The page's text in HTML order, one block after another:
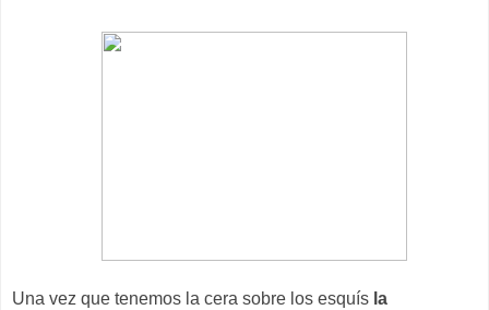
Una vez que tenemos la cera sobre los esquís la